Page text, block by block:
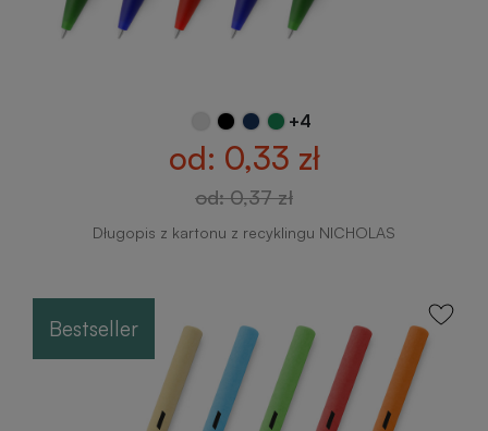
+4
od: 0,33 zł
od: 0,37 zł
Długopis z kartonu z recyklingu NICHOLAS
Bestseller